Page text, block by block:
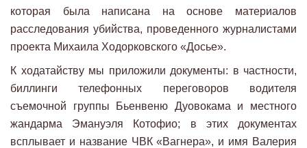
которая была написана на основе материалов
расследования убийства, проведенного журналистами
проекта Михаила Ходорковского «Досье».
К ходатайству мы приложили документы: в частности,
биллинги телефонных переговоров водителя
съемочной группы Бьенвеню Дуовокама и местного
жандарма Эмануэля Котофио; в этих документах
всплывает и название ЧВК «Вагнера», и имя Валерия